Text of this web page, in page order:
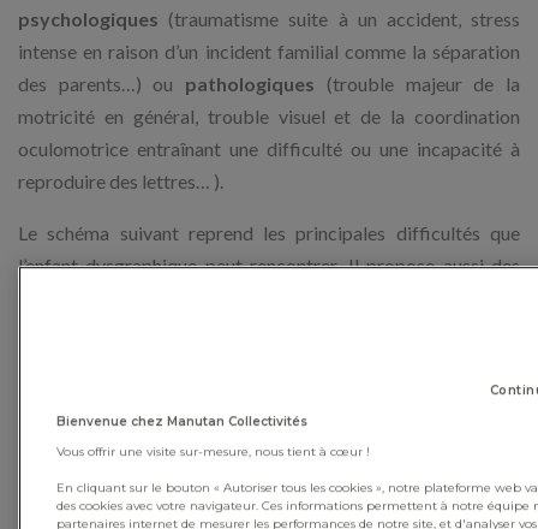
psychologiques (traumatisme suite à un accident, stress
intense en raison d’un incident familial comme la séparation
des parents…) ou pathologiques (trouble majeur de la
motricité en général, trouble visuel et de la coordination
oculomotrice entraînant une difficulté ou une incapacité à
reproduire des lettres… ).
Le schéma suivant reprend les principales difficultés que
l’enfant dysgraphique peut rencontrer. Il propose aussi des
Bienvenue chez Manutan Collectivités
Vous offrir une visite sur-mesure, nous tient à cœur !
En cliquant sur le bouton « Autoriser tous les cookies », notre plateforme web
des cookies avec votre navigateur. Ces informations permettent à notre équipe
partenaires internet de mesurer les performances de notre site, et d'analyser